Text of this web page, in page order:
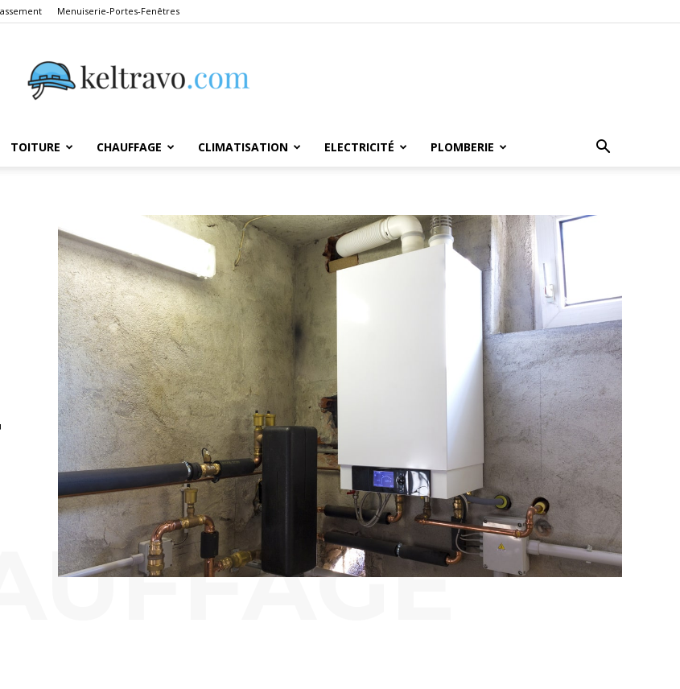
Menuiserie-Portes-Fenêtres
TOITURE CHAUFFAGE CLIMATISATION ELECTRICITÉ PLOMBERIE